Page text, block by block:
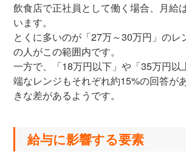
飲食店で正社員として働く場合、月給
います。
とくに多いのが「27万～30万円」のレ
の人がこの範囲内です。
一方で、「18万円以下」や「35万円以
端なレンジもそれぞれ約15%の回答が
きな差があるようです。
給与に影響する要素